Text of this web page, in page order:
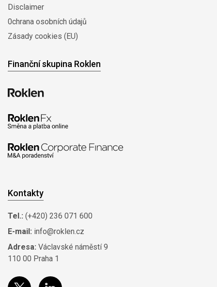
Disclaimer
0chrana osobních údajů
Zásady cookies (EU)
Finanční skupina Roklen
Kontakty
Tel.: (+420) 236 071 600
E-mail: info@roklen.cz
Adresa: Václavské náměstí 9
110 00 Praha 1